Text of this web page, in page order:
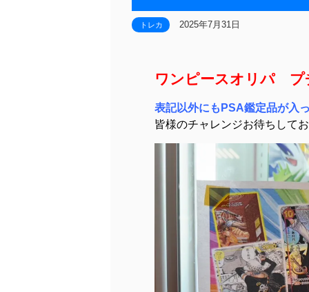
トレカ 2025年7月31日
ワンピースオリパ プ
表記以外にもPSA鑑定品が入
皆様のチャレンジお待ちして